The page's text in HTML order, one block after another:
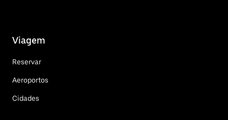
Viagem
Reservar
Aeroportos
Cidades